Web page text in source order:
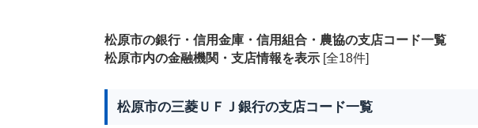
松原市の銀行・信用金庫・信用組合・農協の支店コード一覧
松原市内の金融機関・支店情報を表示[全18件]
松原市の三菱ＵＦＪ銀行の支店コード一覧